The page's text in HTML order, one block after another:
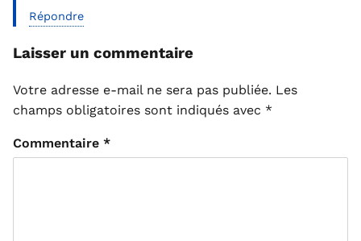
Répondre
Laisser un commentaire
Votre adresse e-mail ne sera pas publiée. Les
champs obligatoires sont indiqués avec *
Commentaire *